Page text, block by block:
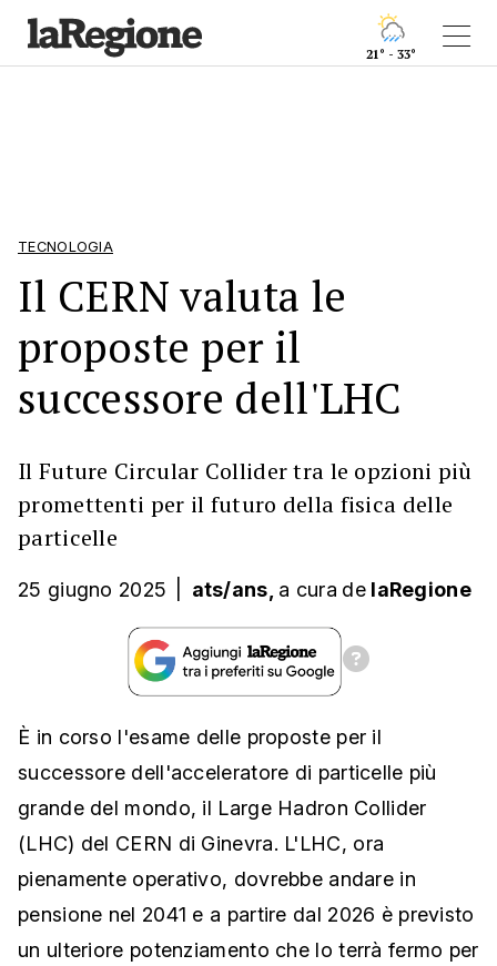
21° - 33°
TECNOLOGIA
Il CERN valuta le
proposte per il
successore dell'LHC
Il Future Circular Collider tra le opzioni più
promettenti per il futuro della fisica delle
particelle
25 giugno 2025 ats/ans, a cura de laRegione
È in corso l'esame delle proposte per il
successore dell'acceleratore di particelle più
grande del mondo, il Large Hadron Collider
(LHC) del CERN di Ginevra. L'LHC, ora
pienamente operativo, dovrebbe andare in
pensione nel 2041 e a partire dal 2026 è previsto
un ulteriore potenziamento che lo terrà fermo per